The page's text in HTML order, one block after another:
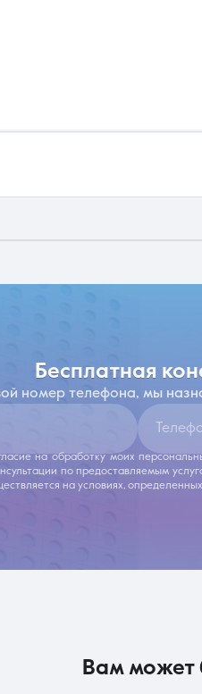
бесплатная
номер телефона, мы
на обработку моих
по предоставляемым
на условиях, определенных
вам